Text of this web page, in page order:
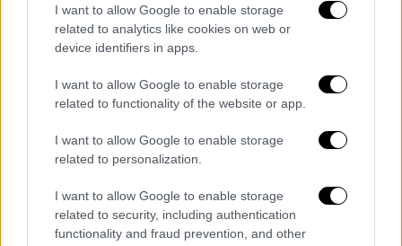
I want to allow Google to enable storage
related to analytics like cookies on web or
device identifiers in apps.
I want to allow Google to enable storage
related to functionality of the website or app.
I want to allow Google to enable storage
related to personalization.
I want to allow Google to enable storage
related to security, including authentication
functionality and fraud prevention, and other